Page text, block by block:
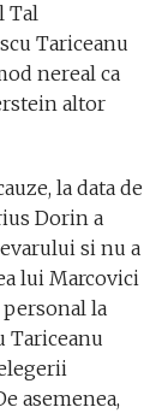
Tal
Tariceanu
nereal ca
altor
la data de
Dorin a
si nu a
lui Marcovici
la
Tariceanu
asemenea,